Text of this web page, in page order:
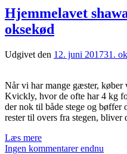
Hjemmelavet
oksekød
Udgivet den 12. juni 201731.
Når vi har mange gæster,
Kvickly, hvor de ofte har 4 kg
der nok til både stege og
rester til overs fra stegen,
Læs mere
Ingen kommentarer endnu